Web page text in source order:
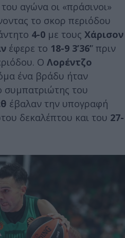
αγώνα οι «πράσινοι»
το σκορ περιόδου
4-0 με τους Χάρισον
έφερε το 18-9 3’36’’ πριν
Ο Λορέντζο
ένα βράδυ ήταν
συμπατριώτης του
έβαλαν την υπογραφή
δεκαλέπτου και του 27-